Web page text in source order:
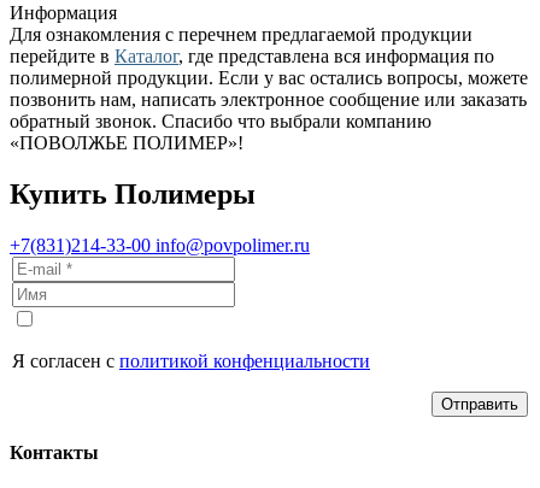
Информация
Для ознакомления с перечнем предлагаемой продукции
перейдите в Каталог, где представлена вся информация по
полимерной продукции. Если у вас остались вопросы, можете
позвонить нам, написать электронное сообщение или заказать
обратный звонок. Спасибо что выбрали компанию
«ПОВОЛЖЬЕ ПОЛИМЕР»!
Купить Полимеры
+7(831)214-33-00 info@povpolimer.ru
Я согласен с политикой конфенциальности
Отправить
Контакты